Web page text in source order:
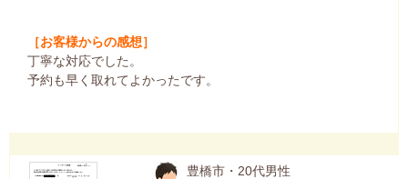
［お客様からの感想］
丁寧な対応でした。
予約も早く取れてよかったです。
豊橋市・20代男性